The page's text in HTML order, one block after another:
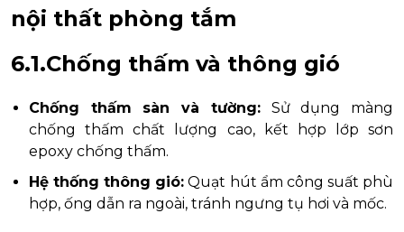
nội thất phòng tắm
6.1.Chống thấm và thông gió
Chống thấm sàn và tường:Sử dụng màng
chống thấm chất lượng cao, kết hợp lớp sơn
epoxy chống thấm.
Hệ thống thông gió: Quạt hút ẩm công suất phù
hợp, ống dẫn ra ngoài, tránh ngưng tụ hơi và mốc.